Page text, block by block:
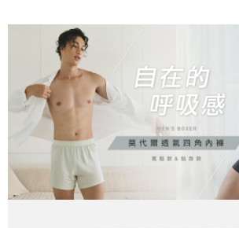
每筆NT$150，滿NT$888(含以上)免運費
國際運送